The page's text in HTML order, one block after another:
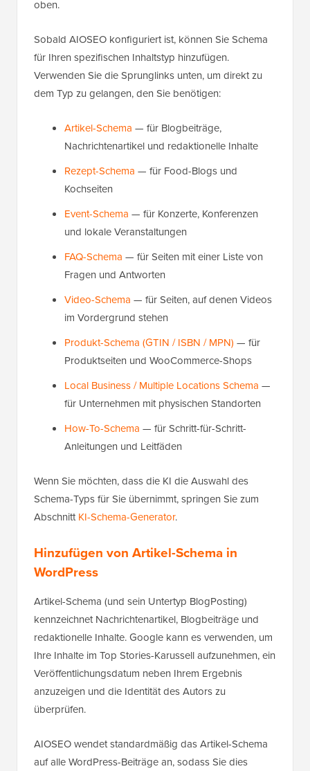
oben.
Sobald AIOSEO konfiguriert ist, können Sie Schema
für Ihren spezifischen Inhaltstyp hinzufügen.
Verwenden Sie die Sprunglinks unten, um direkt zu
dem Typ zu gelangen, den Sie benötigen:
Artikel-Schema — für Blogbeiträge,
Nachrichtenartikel und redaktionelle Inhalte
Rezept-Schema — für Food-Blogs und
Kochseiten
Event-Schema — für Konzerte, Konferenzen
und lokale Veranstaltungen
FAQ-Schema — für Seiten mit einer Liste von
Fragen und Antworten
Video-Schema — für Seiten, auf denen Videos
im Vordergrund stehen
Produkt-Schema (GTIN / ISBN / MPN) — für
Produktseiten und WooCommerce-Shops
Local Business / Multiple Locations Schema —
für Unternehmen mit physischen Standorten
How-To-Schema — für Schritt-für-Schritt-
Anleitungen und Leitfäden
Wenn Sie möchten, dass die KI die Auswahl des
Schema-Typs für Sie übernimmt, springen Sie zum
AbschnittKI-Schema-Generator.
Hinzufügen von Artikel-Schema in
WordPress
Artikel-Schema (und sein Untertyp BlogPosting)
kennzeichnet Nachrichtenartikel, Blogbeiträge und
redaktionelle Inhalte. Google kann es verwenden, um
Ihre Inhalte im Top Stories-Karussell aufzunehmen, ein
Veröffentlichungsdatum neben Ihrem Ergebnis
anzuzeigen und die Identität des Autors zu
überprüfen.
AIOSEO wendet standardmäßig das Artikel-Schema
auf alle WordPress-Beiträge an, sodass Sie dies